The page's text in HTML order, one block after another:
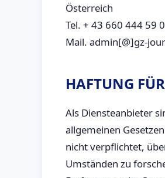
Österreich
Tel. + 43 660 444 59
Mail. admin[@]gz-
HAFTUNG
Als Diensteanbieter
allgemeinen
nicht verpflichtet,
Umständen zu